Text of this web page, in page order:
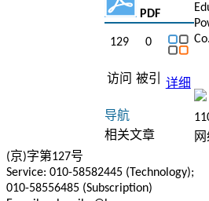
PDF
129
访问
0
被引 详细
导航
相关文章
(京)字第127号
Service: 010-58582445 (Technology);
010-58556485 (Subscription)